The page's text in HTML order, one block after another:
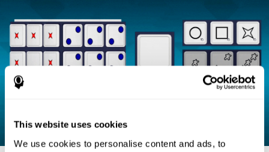
This website uses cookies
We use cookies to personalise content and ads, to